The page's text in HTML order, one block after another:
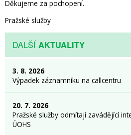
Děkujeme za pochopení.
Pražské služby
DALŠÍAKTUALITY
3. 8. 2026
Výpadek záznamníku na callcentru
20. 7. 2026
Pražské služby odmítají zavádějící
ÚOHS